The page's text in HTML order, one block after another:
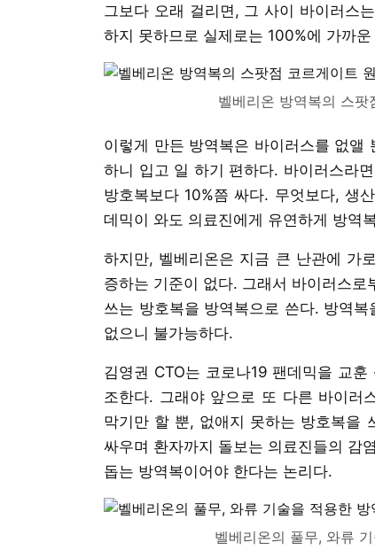
그보다 오래 걸리면, 그 사이 바이러스
하지 못하므로 실제로는 100%에 가까운
벨베리온 방역복의 스
이렇게 만든 방역복은 바이러스를 없
하니 입고 일 하기 편하다. 바이러스라
방호복보다 10%쯤 싸다. 무엇보다, 생
데믹이 와도 의료진에게 유연하게 방역
하지만, 벨베리온은 지금 큰 난관에 가
증하는 기준이 없다. 그래서 바이러스
쓰는 방호복을 방역복으로 쓴다. 방역
없으니 불가능하다.
김영권 CTO는 코로나19 팬데믹을 교
조한다. 그래야 앞으로 또 다른 바이러
막기만 할 뿐, 없애지 못하는 방호복을
싸우며 환자까지 돌보는 의료진들의 감
돕는 방역복이어야 한다는 논리다.
벨베리온의 풀무, 와류